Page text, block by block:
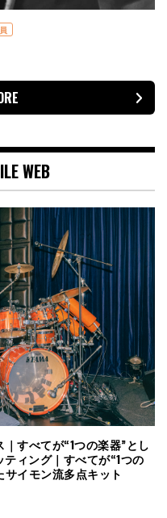
WEB
すべてが“1つの楽器”とし
ィング｜すべてが“1つの
イモン流多点キット